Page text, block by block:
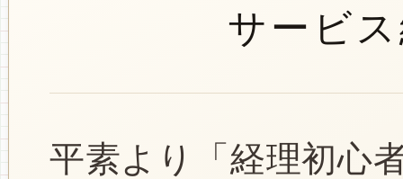
サービ
平素より「経理初心